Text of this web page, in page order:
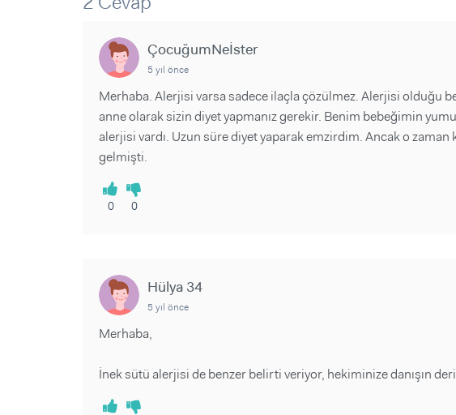
Sorular ve Yanıtlar
Makaleler
Videolar
ÇocuğumNeİster
5 yıl önce
Merhaba. Alerjisi varsa sadece ilaçla çözülmez. Alerjisi olduğu
anne olarak sizin diyet yapmanız gerekir. Benim bebeğimin
alerjisi vardı. Uzun süre diyet yaparak emzirdim. Ancak o zaman
gelmişti.
0 0
Hülya 34
5 yıl önce
Merhaba,
İnek sütü alerjisi de benzer belirti veriyor, hekiminize danışın